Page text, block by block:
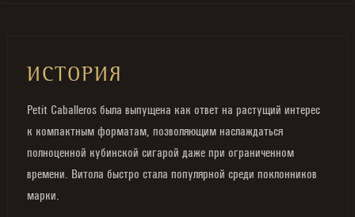
ИСТОРИЯ
Petit Caballeros была выпущена как ответ на растущий интерес
к компактным форматам, позволяющим наслаждаться
полноценной кубинской сигарой даже при ограниченном
времени. Витола быстро стала популярной среди поклонников
марки.